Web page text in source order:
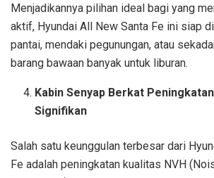
Menjadikannya pilihan ideal bagi yang
aktif, Hyundai All New Santa Fe ini siap
pantai, mendaki pegunungan, atau
barang bawaan banyak untuk liburan.
Kabin Senyap Berkat
Signifikan
Salah satu keunggulan terbesar dari
Fe adalah peningkatan kualitas NVH